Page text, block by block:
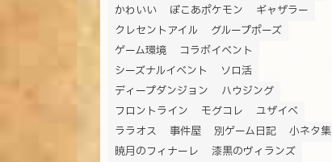
かわいい
ぽこあポケモン
ギャザラー
クレセントアイル
グループポーズ
ゲーム環境
コラボイベント
シーズナルイベント
ソロ活
ディープダンジョン
ハウジング
フロントライン
モグコレ
ユザイベ
ララオス
事件屋 別ゲーム日記
小ネタ集
暁月のフィナーレ
漆黒のヴィランズ